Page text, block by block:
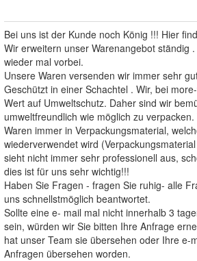
Bei uns ist der Kunde noch König !!! Hier
Wir erweitern unser Warenangebot ständig
wieder mal vorbei.
Unsere Waren versenden wir immer sehr
Geschützt in einer Schachtel . Wir, bei
Wert auf Umweltschutz. Daher sind wir
umweltfreundlich wie möglich zu
Waren immer in Verpackungsmaterial,
wiederverwendet wird
sieht nicht immer sehr professionell aus,
dies ist für uns sehr wichtig!!!
Haben Sie Fragen - fragen Sie ruhig- alle
uns schnellstmöglich beantwortet.
Sollte eine e- mail mal nicht innerhalb 3
sein, würden wir Sie bitten Ihre Anfrage
hat unser Team sie übersehen oder Ihre e-
Anfragen übersehen worden.